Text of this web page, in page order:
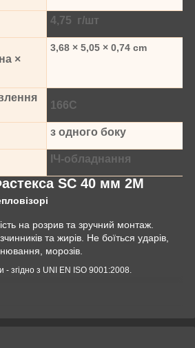
4,75 г/шт
×
3,68 × 5,05 × 0,74 cm
166С
з одного боку
ІЧ-обладнання
SC 40 мм 2M
на розрив та зручний монтаж.
та жирів. Не боїться ударів,
морозів.
- згідно з UNI EN ISO 9001:2008.